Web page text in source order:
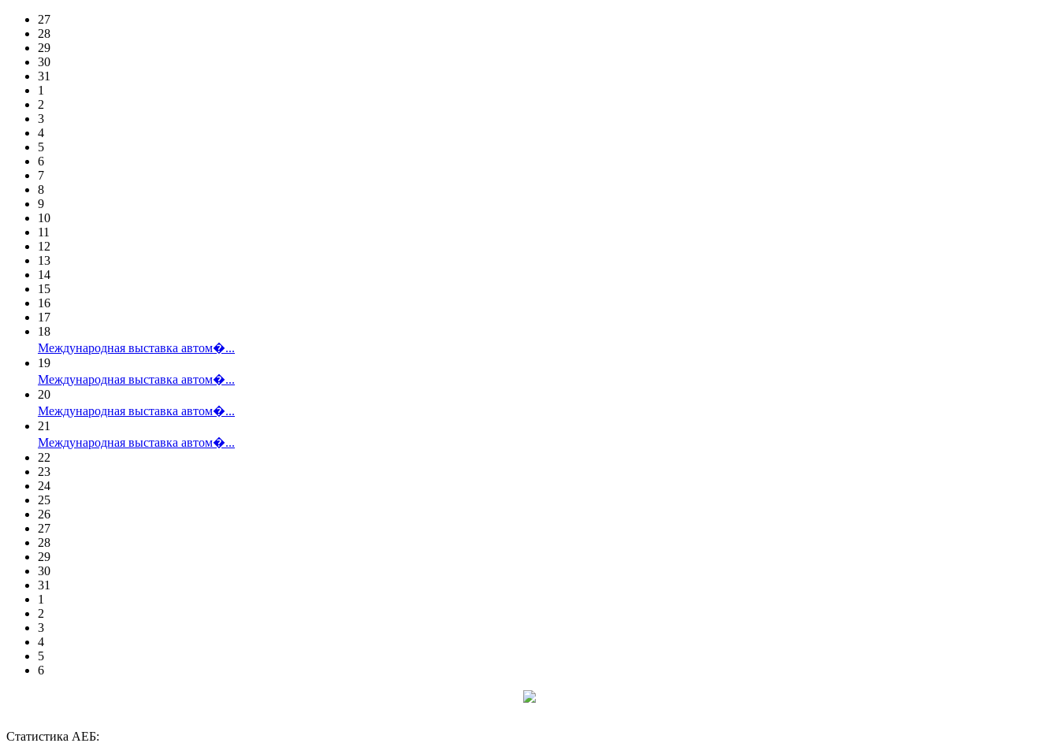
27
28
29
30
31
1
2
3
4
5
6
7
8
9
10
11
12
13
14
15
16
17
18
Международная выставка автом�...
19
Международная выставка автом�...
20
Международная выставка автом�...
21
Международная выставка автом�...
22
23
24
25
26
27
28
29
30
31
1
2
3
4
5
6
Статистика АЕБ: